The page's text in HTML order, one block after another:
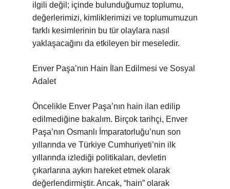
ilgili değil; içinde bulunduğumuz toplumu,
değerlerimizi, kimliklerimizi ve toplumumuzun
farklı kesimlerinin bu tür olaylara nasıl
yaklaşacağını da etkileyen bir meseledir.
Enver Paşa’nın Hain İlan Edilmesi ve Sosyal
Adalet
Öncelikle Enver Paşa’nın hain ilan edilip
edilmediğine bakalım. Birçok tarihçi, Enver
Paşa’nın Osmanlı İmparatorluğu’nun son
yıllarında ve Türkiye Cumhuriyeti’nin ilk
yıllarında izlediği politikaları, devletin
çıkarlarına aykırı hareket etmek olarak
değerlendirmiştir. Ancak, “hain” olarak